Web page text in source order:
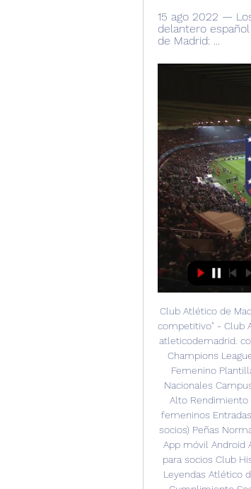
15 ago 2022 —
delantero
de Madrid: ...
Club Atlético de Madrid - Simeone:﻿ Simeone: "El Getafe siempre ha sido un equipo muy competitivo" - Club Atlético de Madrid · Web oficial FUNDACIÓN ATLÉTICO DE MADRID Ir a atleticodemadrid. com Primer Equipo Plantilla y estadísticas Calendario completo LaLiga Champions League Copa del Rey Noticias Fotogalerías Vídeos Archivo Patrocinadores Femenino Plantilla Calendario Clasificación Especiales Academia ¿Qué es? Campus Nacionales Campus Internacionales Escuelas de Tecnificación Clinics de Navidad Clínic Alto Rendimiento Navidad Experiencias internacionales Equipos masculinos Equipos femeninos Entradas Primer equipo Parking Territorio Atleti Fans Socios Mi Atleti (área de socios) Peñas Normativa Neptuno-Atlético de Madrid Premium Aplicación móvil para iOS App móvil Android Alta de socio + 'Welcome Pack' Tienda Madrid Online Tienda privada para socios Club Historia Consejo de Administración Organigrama Cívitas Metropolitano Leyendas Atlético de Madrid Voluntarios Senado Sede electrónica Transparencia Ética y Cumplimiento Sostenibilidad Contacto y horarios Trabaja con nosotros El fútbol que queremos 中文 Hazte socio VIP y Eventos Experiencia túnel Tour y Museo Universidad ATM Fundación eSports English Tienda online Tour + Museo 18 de diciembre, 2023 - 16:14 MÁS VÍDEOS 16 de diciembre, 2023 - 23:03 Resumen del Athletic Club 2-0 Atlético de Madrid 16 de diciembre, 2023 - 19:25 Koke: "Tenemos que aprender de estos partidos" 16 de diciembre, 2023 - 19:24 Simeone: "Toca recuperarse lo antes posible para preparar el partido del martes con tranquilidad" 15 de diciembre, 2023 - 12:29 Simeone: "El Athletic es un equipo muy completo" 14 de diciembre, 2023 - 0:56 Las palabras de los protagonistas tras el Atleti-Lazio 13 de diciembre, 2023 - 23:31 Simeone: "Hemos mejorado en el ritmo de juego y en la dinámica de presión" 12 de diciembre, 2023 - 13:03 Simeone: “La afición cuando está fuerte y cerca del equipo se siente y los necesitamos” 10 de diciembre, 2023 - 23:07 Las mejores acciones del Atlético de Madrid 2-1 Almería 10 de diciembre, 2023 - 16:51 Griezmann, Savic y Morata analizan las claves del triunfo ante el Almería 10 de diciembre, 2023 - 16:19 Simeone: "Me voy